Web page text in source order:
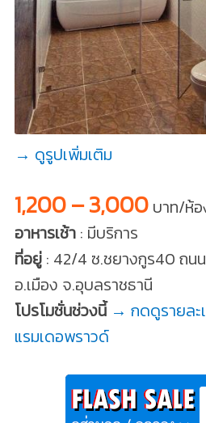
→ ดูรูปเพิ่มเติม
1,200 – 3,000บาท/ห้
อาหารเช้า: มีบริการ
ที่อยู่: 42/4 ซ.ชยางกูร40 ถนน
อ.เมือง จ.อุบลราชธานี
โปรโมชั่นช่วงนี้ → กดดูรายละ
แรมเดอพราวด์